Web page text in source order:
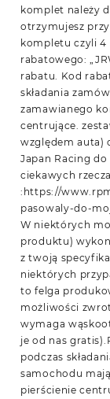
komplet należy
otrzymujesz
kompletu czyli 4
rabatowego:
rabatu. Kod
składania
zamawianego
centrujące.
względem auta)
Japan Racing
ciekawych
:https://
pasowaly-do-
W niektórych
produktu)
z twoją
niektórych
to felga
możliwości
wymaga
je od nas
podczas
samochodu
pierścienie